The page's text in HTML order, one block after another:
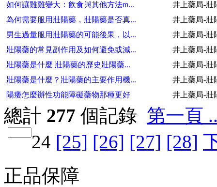
如何讓雞雞變大：飲食與其他方法m...
井上藥局-壯
為何需要服用壯陽藥，壯陽藥是否真...
井上藥局-壯
男生過量服用壯陽藥的可能後果，以...
井上藥局-壯
壯陽藥的常見副作用及如何避免或減...
井上藥局-壯
壯陽藥是什麼 壯陽藥的歷史壯陽藥...
井上藥局-壯
壯陽藥是什麼？壯陽藥的主要作用機...
井上藥局-壯
陽痿怎麼辦性功能障礙藥物那種更好
井上藥局-壯
總計 277 個記錄 第一頁
24 [25] [26] [27] [28]
正品保障